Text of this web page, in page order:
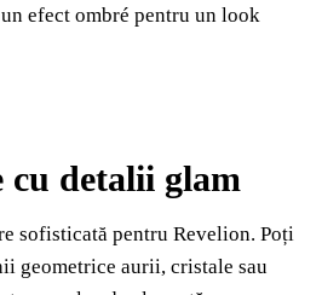
efect ombré pentru un look
cu detalii glam
sofisticată pentru Revelion. Poți
geometrice aurii, cristale sau